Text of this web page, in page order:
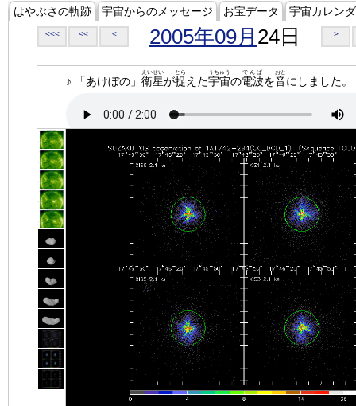
はやぶさの軌跡 宇宙からのメッセージ お宝データ 宇宙カレン
<<< << < 2005年09月 24日 >
♪ 「あけぼの」 衛星
えいせい
が捉
とら
えた宇宙
うちゅう
の電波
でんぱ
を音
おと
にしました。